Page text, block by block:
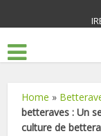
Home »
betteraves : Un
culture de